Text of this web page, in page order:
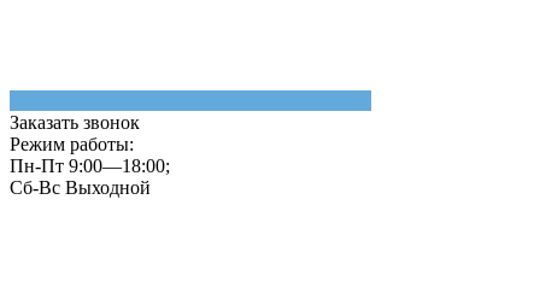
Заказать звонок
Режим работы:
Пн-Пт 9:00—18:00;
Сб-Вс Выходной